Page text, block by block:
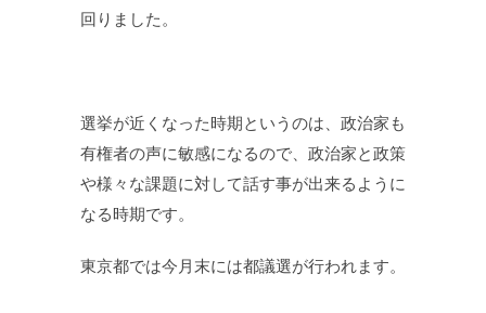
回りました。
選挙が近くなった時期というのは、政治家も
有権者の声に敏感になるので、政治家と政策
や様々な課題に対して話す事が出来るように
なる時期です。
東京都では今月末には都議選が行われます。